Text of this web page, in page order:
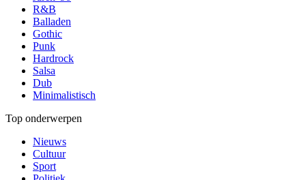
R&B
Balladen
Gothic
Punk
Hardrock
Salsa
Dub
Minimalistisch
Top onderwerpen
Nieuws
Cultuur
Sport